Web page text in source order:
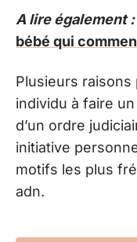
A lire également :
bébé qui
Plusieurs
individu à faire
d’un ordre
initiative
motifs les plus
adn.